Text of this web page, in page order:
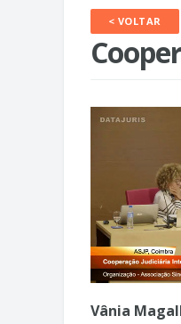
< VOLTAR
Vânia